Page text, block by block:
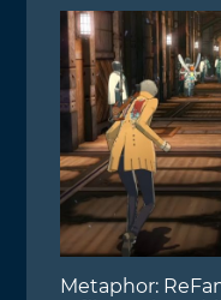
Metaphor: